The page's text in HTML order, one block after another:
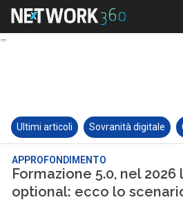
Ultimi articoli Sovranità digitale
APPROFONDIMENTO
Formazione 5.0, nel 2026
optional: ecco lo